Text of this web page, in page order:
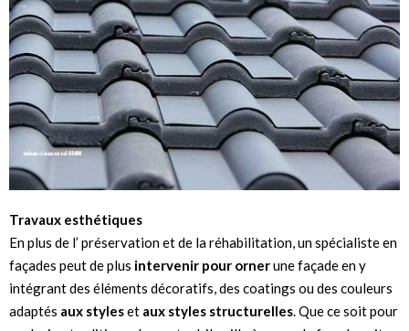
Travaux esthétiques
En plus de l’ préservation et de la réhabilitation, un spécialiste en
façades peut de plus intervenir pour ornerune façade en y
intégrant des éléments décoratifs, des coatings ou des couleurs
adaptés aux styleset aux styles structurelles. Que ce soit pour